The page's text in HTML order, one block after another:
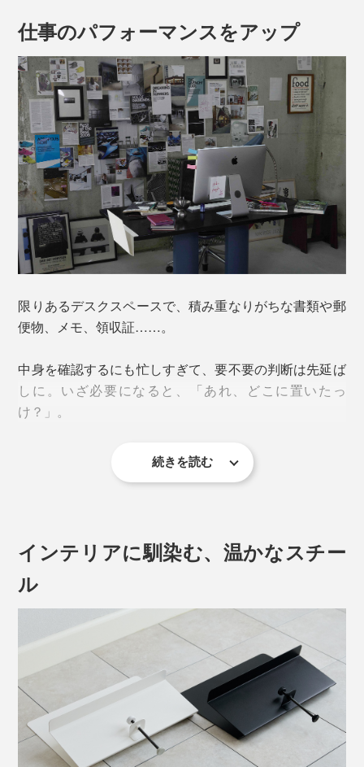
仕事のパフォーマンスをアップ
限りあるデスクスペースで、積み重なりがちな書類や郵
便物、メモ、領収証……。
中身を確認するにも忙しすぎて、要不要の判断は先延ば
しに。いざ必要になると、「あれ、どこに置いたっ
け？」。
これを1日に何度も繰り返すのは、本当にストレス。せ
デスクサイドに取り付けできる収納ポケット「The
Space Creator」が、仕事のパフォーマンスを静かに底
上げします。
続きを読む
インテリアに馴染む、温かなスチー
ル